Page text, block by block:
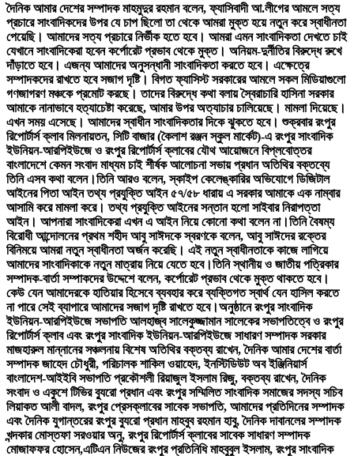
দৈনিক আমার দেশের সম্পাদক মাহমুদুর রহমান বলেন, ফ্যাসিবাদী আ.লীগের আমলে সত্য
প্রচারে সাংবাদিকদের উপর যে চাপ ছিলো তা থেকে আমরা মুক্ত হয়ে নতুন করে স্বাধীনতা
পেয়েছি। আমাদের সত্য প্রচারে নির্ভীক হতে হবে। আমরা এমন সাংবাদিকতা দেখতে চাই
যেখানে সাংবাদিকেরা হবেন কর্পোরেট প্রভাব থেকে মুক্ত। অনিয়ম-দুর্নীতির বিরুদ্ধে রুখে
দাঁড়াতে হবে। এজন্য আমাদের অনুসন্ধানী সাংবাদিকতা করতে হবে। এক্ষেত্রে
সম্পাদকদের রাখতে হবে সজাগ দৃষ্টি। বিগত ফ্যাসিস্ট সরকারের আমলে সকল মিডিয়াগুলো
গণজাগরণ মঞ্চকে প্রমোট করছে। তাদের বিরুদ্ধে কথা বলায় স্বৈরাচারি হাসিনা সরকার
আমাকে নানাভাবে হত্যাচেষ্টা করেছে, আমার উপর অত্যাচার চালিয়েছে। মামলা দিয়েছে।
এখন সময় এসেছে। আমাদের স্বাধীন সাংবাদিকতার দিকে ঝুকতে হবে। শুক্রবার রংপুর
রিপোর্টার্স ক্লাব মিলনায়তন, সিটি বাজার (কৈলাশ রঞ্জন স্কুল মার্কেট)-এ রংপুর সাংবাদিক
ইউনিয়ন-আরপিইউজে ও রংপুর রিপোর্টার্স ক্লাবের যৌথ আয়োজনে বিপ্লবোত্তর
বাংলাদেশে কেমন সংবাদ মাধ্যম চাই শীর্ষক আলোচনা সভায় প্রধান অতিথির বক্তব্যে
তিনি এসব কথা বলেন।তিনি আরও বলেন, স্কাইপ কেলেঙ্কারির অভিযোগে ডিজিটাল
আইনের পিতা আইন তথ্য প্রযুক্তি আইন ৫৭/৫৮ ধারায় এ সরকার আমাকে এক নাম্বার
আসামি করে মামলা করে। তথ্য প্রযুক্তি আইনের সন্তান হলো সাইবার নিরাপত্তা
আইন। আপনারা সাংবাদিকেরা এখন এ আইন নিয়ে কোনো কথা বলেন না।তিনি বৈষম্য
বিরোধী আন্দোলনের প্রথম শহীদ আবু সাঈদকে স্বরণকে বলেন, আবু সাঈদের রক্তের
বিনিময়ে আমরা নতুন স্বাধীনতা অর্জন করেছি। এই নতুন স্বাধীনতাকে কাজে লাগিয়ে
আমাদের সাংবাদিকাকে নতুন মাত্রায় নিয়ে যেতে হবে।তিনি স্থানীয় ও জাতীয় পত্রিকার
সম্পাদক-বার্তা সম্পাকদের উদ্দেশে বলেন, কর্পোরেট প্রভাব থেকে মুক্ত থাকতে হবে।
কেউ যেন আমাদেরকে হাতিয়ার হিসেবে ব্যবহার করে ব্যক্তিগত স্বার্থ যেন হাসিল করতে
না পারে সেই ব্যাপারে আমাদের সজাগ দৃষ্টি রাখতে হবে।অনুষ্ঠানে রংপুর সাংবাদিক
ইউনিয়ন-আরপিইউজে সভাপতি আলহাজ্ব সালেকুজ্জামান সালেকের সভাপতিত্বে ও রংপুর
রিপোর্টার্স ক্লাব এবং রংপুর সাংবাদিক ইউনিয়ন-আরপিইউজে সাধারণ সম্পাদক সরকার
মাজহারুল মান্নানের সঞ্চলনায় বিশেষ অতিথির বক্তব্য রাখেন, দৈনিক আমার দেশের বার্তা
সম্পাদক জাহেদ চৌধুরী, পরিচালক শাকিল ওয়াহেদ, ইনস্টিডিউট অব ইঞ্জিনিয়ার্স
বাংলাদেশ-আইইবি সভাপতি প্রকৌশলী রিয়াজুল ইসলাম রিজু, বক্তব্য রাখেন, দৈনিক
সংবাদ ও একুশে টিভির ব্যুরো প্রধান এবং রংপুর সম্মিলিত সাংবাদিক সমাজের সদস্য সচিব
লিয়াকত আলী বাদল, রংপুর প্রেসক্লাবের সাবেক সভাপতি, আমাদের প্রতিদিনের সম্পাদক
এবং দৈনিক যুগান্তরের রংপুর ব্যুরো প্রধান মাহবুব রহমান হাবু, দৈনিক দাবানলের সম্পাদক
খন্দকার মোস্তফা সরওয়ার অনু, রংপুর রিপোর্টার্স ক্লাবের সাবেক সাধারণ সম্পাদক
মোজাফফর হোসেন,এটিএন নিউজের রংপুর প্রতিনিধি মাহবুবুল ইসলাম, রংপুর সাংবাদিক